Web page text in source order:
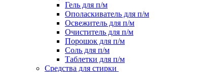
Гель для п/м
Ополаскиватель для п/м
Освежитель для п/м
Очиститель для п/м
Порошок для п/м
Соль для п/м
Таблетки для п/м
Средства для стирки